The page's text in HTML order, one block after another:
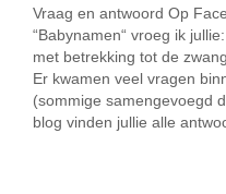
Vraag en antwoord Op
“Babynamen“ vroeg ik
met betrekking tot de
Er kwamen veel vragen
(sommige samengevoegd
blog vinden jullie alle